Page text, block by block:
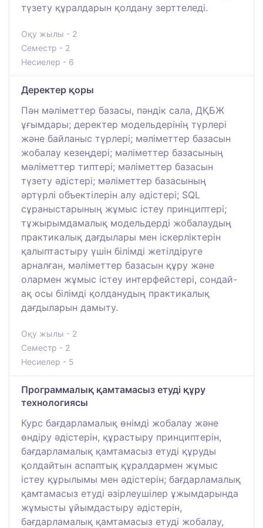
түзету құралдарын қолдану зерттеледі.
Оқу жылы - 2
Семестр - 2
Несиелер - 6
Деректер қоры
Пән мәліметтер базасы, пәндік сала, ДҚБЖ
ұғымдары; деректер модельдерінің түрлері
және байланыс түрлері; мәліметтер базасын
жобалау кезеңдері; мәліметтер базасының
мәліметтер типтері; мәліметтер базасын
түзету әдістері; мәліметтер базасының
әртүрлі объектілерін алу әдістері; SQL
сұраныстарының жұмыс істеу принциптері;
тұжырымдамалық модельдерді жобалаудың
практикалық дағдылары мен іскерліктерін
қалыптастыру үшін білімді жетілдіруге
арналған, мәліметтер базасын құру және
олармен жұмыс істеу интерфейстері, сондай-
ақ осы білімді қолданудың практикалық
дағдыларын дамыту.
Оқу жылы - 2
Семестр - 2
Несиелер - 5
Программалық қамтамасыз етуді құру
технологиясы
Курс бағдарламалық өнімді жобалау және
өндіру әдістерін, құрастыру принциптерін,
бағдарламалық қамтамасыз етуді құруды
қолдайтын аспаптық құралдармен жұмыс
істеу құрылымы мен әдістерін; бағдарламалық
қамтамасыз етуді әзірлеушілер ұжымдарында
жұмысты ұйымдастыру әдістерін,
бағдарламалық қамтамасыз етуді жобалау,